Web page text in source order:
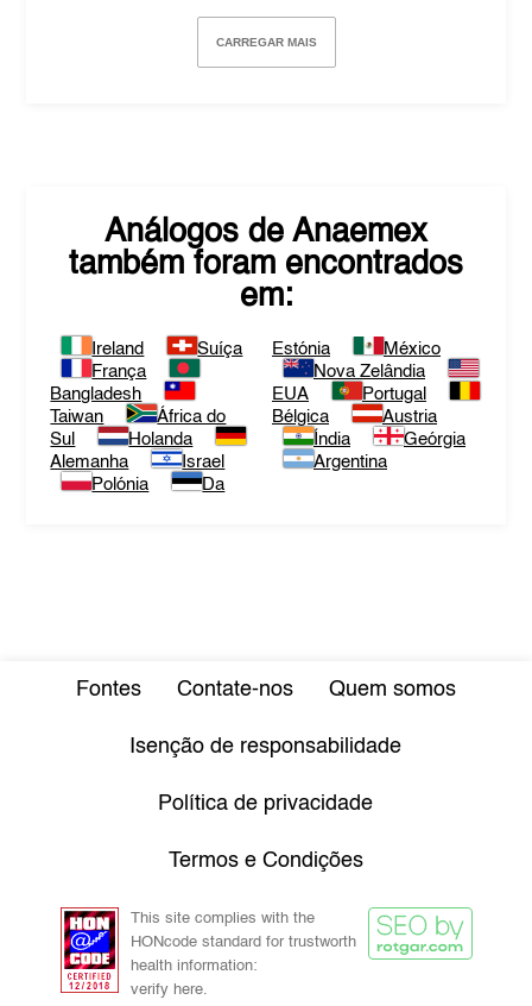
CARREGAR MAIS
Análogos de Anaemex
também foram encontrados
em:
Ireland
Suíça
França
Bangladesh
Taiwan
África do
Sul
Holanda
Alemanha
Israel
Polónia
Da
Estónia
México
Nova Zelândia
EUA
Portugal
Bélgica
Austria
Índia
Geórgia
Argentina
Fontes Contate-nos Quem somos
Isenção de responsabilidade
Política de privacidade
Termos e Condições
This site complies with the
HONcode standard for trustworth
health information:
verify here.